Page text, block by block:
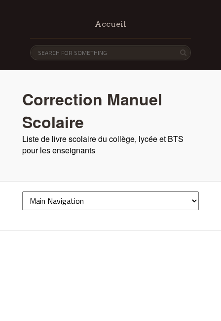
Accueil
Correction Manuel
Scolaire
Liste de livre scolaire du collège, lycée et BTS
pour les enseignants